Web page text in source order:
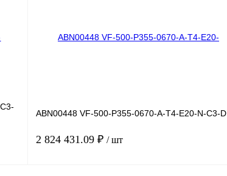
ABN00448 VF-500-P355-0670-A-T4-E20-N-C3-D
2 824 431.09 ₽ / шт